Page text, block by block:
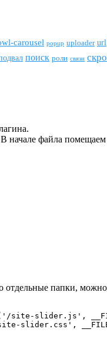
carousel popup uploader url
поиск роли связи
В начале файла
отдельные папки,
site-slider.js',
slider.css',